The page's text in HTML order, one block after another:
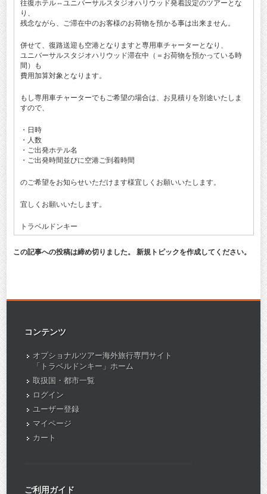
往復ホテル⇔ユニバーサルスタジオハリウッド発着設定のツアーとな
り、
残念ながら、ご滞在中のお客様のお荷物を預かる事は出来ません。
併せて、復路送迎も空港となりますと専用車チャーターとなり、
ユニバーサルスタジオハリウッド滞在中（＝お荷物を預かっている時
間）も
費用加算対象となります。
もし専用車チャーターでもご希望の場合は、お見積りを別途いたしま
すので、
・日時
・人数
・ご出発ホテル名
・ご出発時間並びに空港ご到着時間
のご希望をお知らせいただけます様宜しくお願いいたします。
宜しくお願いいたします。
トラベルドンキー
この記事への投稿は締め切りました。 新規トピックを作成してください。
コンテンツ
オプショナルツアー海外旅行専門サイト
「トラベルドンキー」ホーム
取扱国・都市一覧
ログイン
ユーザー登録
マイページ
カート
ご利用ガイド